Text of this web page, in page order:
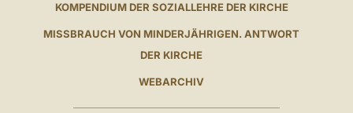
KOMPENDIUM DER SOZIALLEHRE DER KIRCHE
MISSBRAUCH VON MINDERJÄHRIGEN. ANTWORT
DER KIRCHE
WEBARCHIV